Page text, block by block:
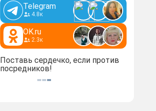
Telegram
4.8к
OK.ru
2.3к
Поставь сердечко, если против
посредников!